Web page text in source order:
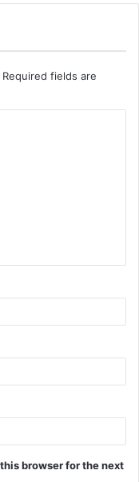
Required fields are
browser for the next